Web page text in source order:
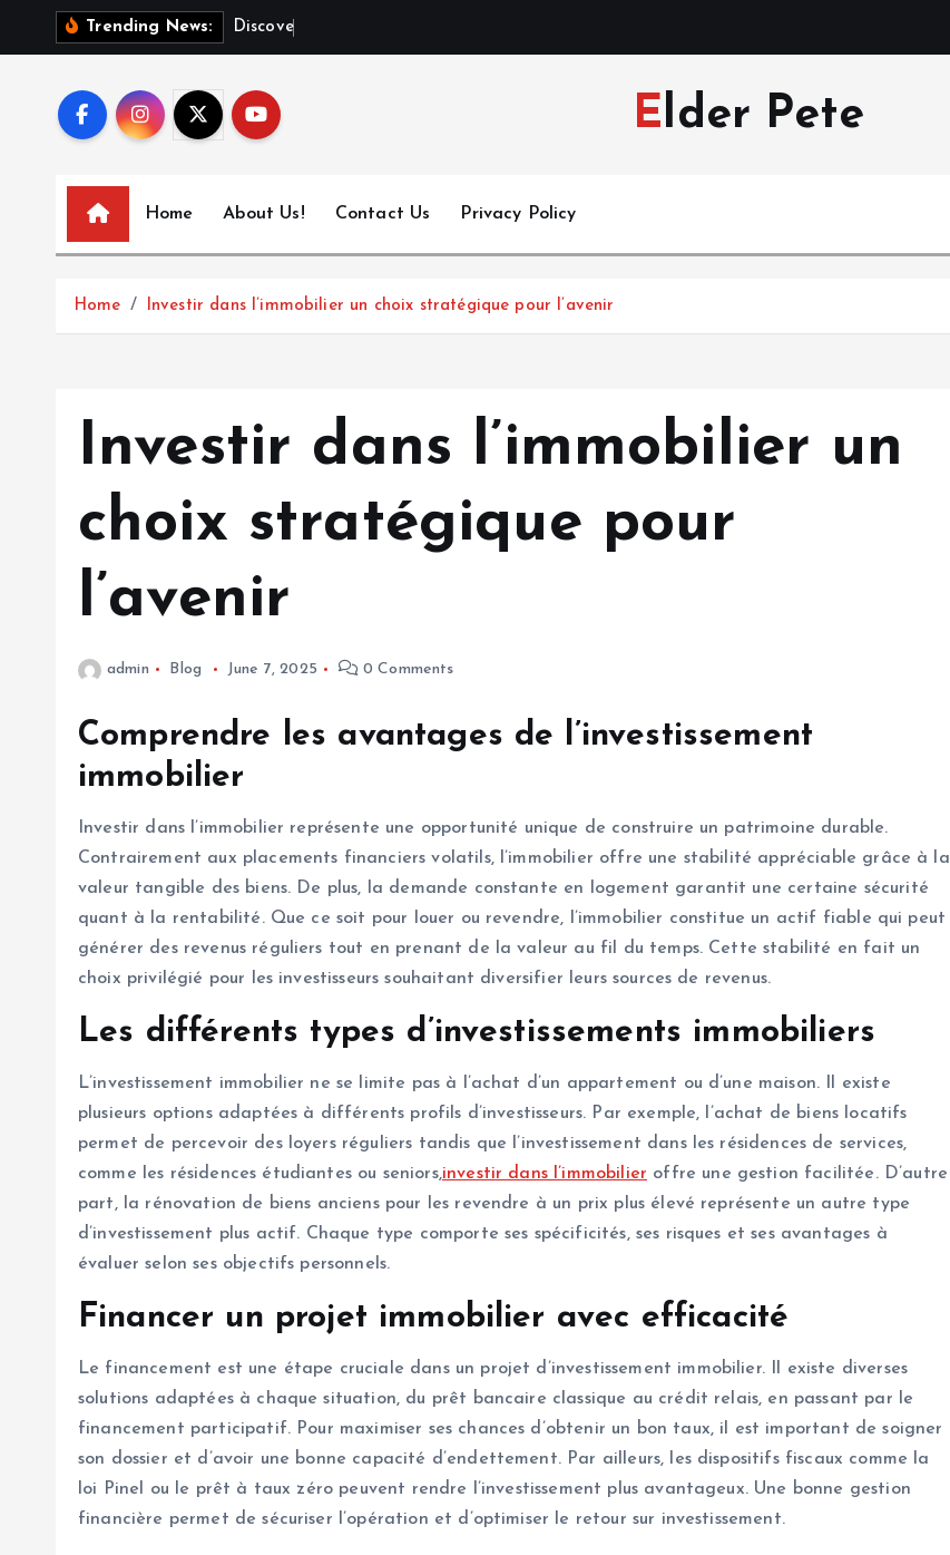
Trending News: Discover
Elder Pete
Home About Us! Contact Us Privacy Policy
Home Investir dans l’immobilier un choix stratégique pour l’avenir
Investir dans l’immobilier un
choix stratégique pour
l’avenir
admin Blog June 7, 2025 0 Comments
Comprendre les avantages de l’investissement
immobilier
Investir dans l’immobilier représente une opportunité unique de construire un patrimoine durable.
Contrairement aux placements financiers volatils, l’immobilier offre une stabilité appréciable grâce à la
valeur tangible des biens. De plus, la demande constante en logement garantit une certaine sécurité
quant à la rentabilité. Que ce soit pour louer ou revendre, l’immobilier constitue un actif fiable qui peut
générer des revenus réguliers tout en prenant de la valeur au fil du temps. Cette stabilité en fait un
choix privilégié pour les investisseurs souhaitant diversifier leurs sources de revenus.
Les différents types d’investissements immobiliers
L’investissement immobilier ne se limite pas à l’achat d’un appartement ou d’une maison. Il existe
plusieurs options adaptées à différents profils d’investisseurs. Par exemple, l’achat de biens locatifs
permet de percevoir des loyers réguliers tandis que l’investissement dans les résidences de services,
comme les résidences étudiantes ou seniors,investir dans l’immobilier offre une gestion facilitée. D’autre
part, la rénovation de biens anciens pour les revendre à un prix plus élevé représente un autre type
d’investissement plus actif. Chaque type comporte ses spécificités, ses risques et ses avantages à
évaluer selon ses objectifs personnels.
Financer un projet immobilier avec efficacité
Le financement est une étape cruciale dans un projet d’investissement immobilier. Il existe diverses
solutions adaptées à chaque situation, du prêt bancaire classique au crédit relais, en passant par le
financement participatif. Pour maximiser ses chances d’obtenir un bon taux, il est important de soigner
son dossier et d’avoir une bonne capacité d’endettement. Par ailleurs, les dispositifs fiscaux comme la
loi Pinel ou le prêt à taux zéro peuvent rendre l’investissement plus avantageux. Une bonne gestion
financière permet de sécuriser l’opération et d’optimiser le retour sur investissement.